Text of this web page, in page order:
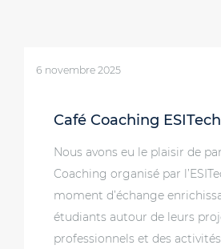
6 novembre 2025
Café Coaching
Nous avons eu le plaisir de
Coaching organisé par
moment d’échange
étudiants autour de leurs
professionnels et des